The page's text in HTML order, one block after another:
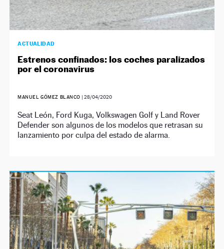
ACTUALIDAD
Estrenos confinados: los coches paralizados
por el coronavirus
MANUEL GÓMEZ BLANCO |28/04/2020
Seat León, Ford Kuga, Volkswagen Golf y Land Rover
Defender son algunos de los modelos que retrasan su
lanzamiento por culpa del estado de alarma.